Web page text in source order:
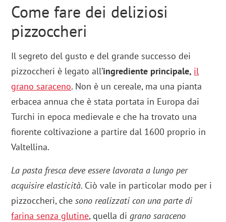
Come fare dei deliziosi
pizzoccheri
Il segreto del gusto e del grande successo dei
pizzoccheri è legato all’ingrediente principale, il
grano saraceno. Non è un cereale, ma una pianta
erbacea annua che è stata portata in Europa dai
Turchi in epoca medievale e che ha trovato una
fiorente coltivazione a partire dal 1600 proprio in
Valtellina.
La pasta fresca deve essere lavorata a lungo per
acquisire elasticità. Ciò vale in particolar modo per i
pizzoccheri, che sono realizzati con una parte di
farina senza glutine, quella di grano saraceno